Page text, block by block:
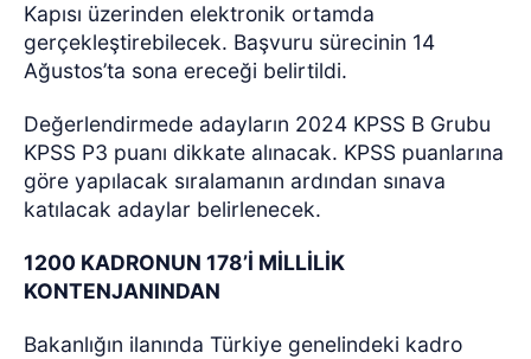
Kapısı üzerinden elektronik ortamda
gerçekleştirebilecek. Başvuru sürecinin 14
Ağustos’ta sona ereceği belirtildi.
Değerlendirmede adayların 2024 KPSS B Grubu
KPSS P3 puanı dikkate alınacak. KPSS puanlarına
göre yapılacak sıralamanın ardından sınava
katılacak adaylar belirlenecek.
1200 KADRONUN 178’İ MİLLİLİK
KONTENJANINDAN
Bakanlığın ilanında Türkiye genelindeki kadro